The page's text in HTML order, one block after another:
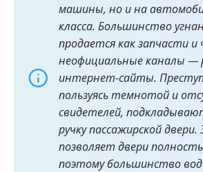
машины, но и на
класса. Большинство
продается как запчасти и
неофициальные каналы —
интернет-сайты.
пользуясь темнотой и
свидетелей,
ручку пассажирской
позволяет двери
поэтому большинство